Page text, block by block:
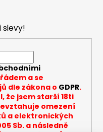
slevy!
a se
dle zákona o GDPR.
že jsem starší 18ti
omezení
a elektronických
Sb. a následně